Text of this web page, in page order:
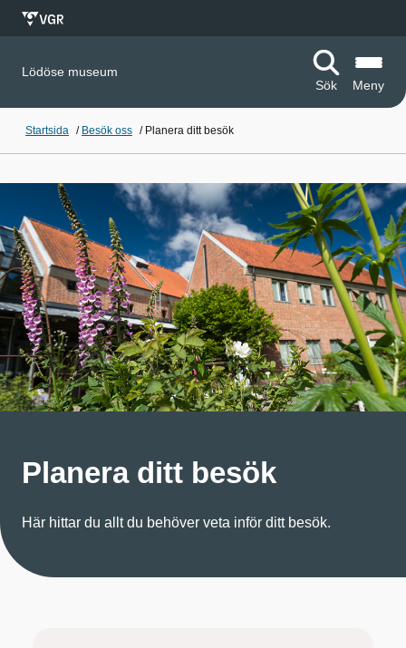
Lödöse museum
Sök
Meny
Startsida / Besök oss / Planera ditt besök
Planera ditt besök
Här hittar du allt du behöver veta inför ditt besök.